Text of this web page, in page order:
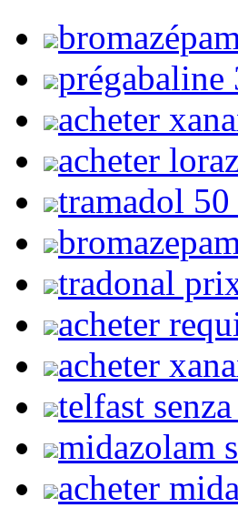
prégabaline
acheter
acheter
tramadol 50
tradonal
acheter
acheter
telfast
midazolam
acheter